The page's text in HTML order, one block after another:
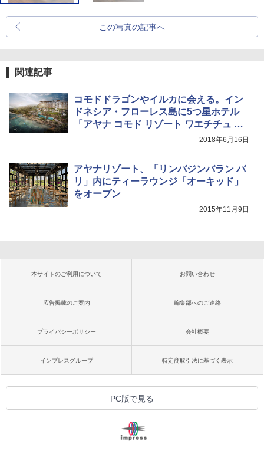
この写真の記事へ
関連記事
コモドドラゴンやイルカに会える。イン
ドネシア・フローレス島に5つ星ホテル
「アヤナ コモド リゾート ワエチチュ ビ
2018年6月16日
アヤナリゾート、「リンバジンバラン バ
リ」内にティーラウンジ「オーキッド」
をオープン
2015年11月9日
本サイトのご利用について お問い合わせ
広告掲載のご案内 編集部へのご連絡
プライバシーポリシー 会社概要
インプレスグループ 特定商取引法に基づく表示
PC版で見る